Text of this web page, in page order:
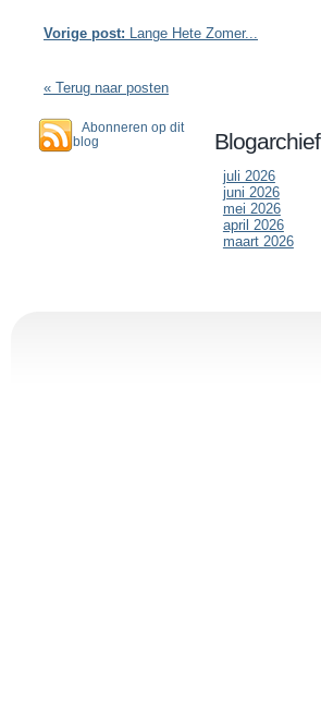
Vorige post: Lange Hete Zomer...
« Terug naar posten
Abonneren op dit
blog
Blogarchief
juli 2026
juni 2026
mei 2026
april 2026
maart 2026